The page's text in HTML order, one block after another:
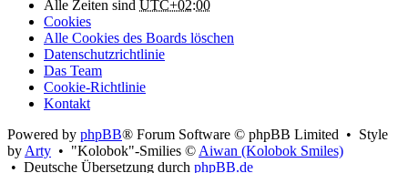
Alle Zeiten sind UTC+02:00
Cookies
Alle Cookies des Boards löschen
Datenschutzrichtlinie
Das Team
Cookie-Richtlinie
Kontakt
Powered by phpBB® Forum Software © phpBB Limited • Style
by Arty • "Kolobok"-Smilies © Aiwan (Kolobok Smiles)
• Deutsche Übersetzung durch phpBB.de